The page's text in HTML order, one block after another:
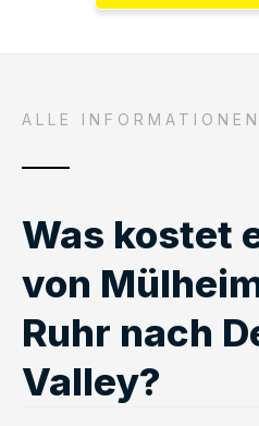
ALLE
Was kostet
von
Ruhr nach
Valley?